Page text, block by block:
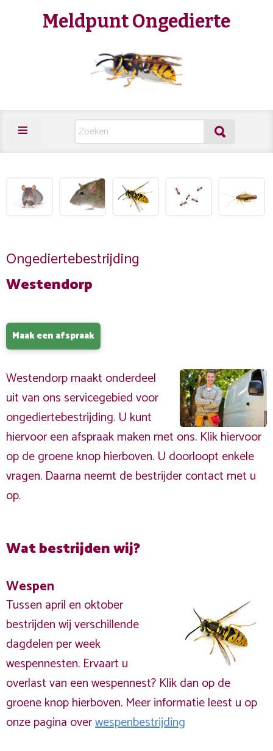
Meldpunt Ongedierte
Ongediertebestrijding
Westendorp
Maak een afspraak
Westendorp maakt onderdeel
uit van ons servicegebied voor
ongediertebestrijding. U kunt
hiervoor een afspraak maken met ons. Klik hiervoor
op de groene knop hierboven. U doorloopt enkele
vragen. Daarna neemt de bestrijder contact met u
op.
Wat bestrijden wij?
Wespen
Tussen april en oktober
bestrijden wij verschillende
dagdelen per week
wespennesten. Ervaart u
overlast van een wespennest? Klik dan op de
groene knop hierboven. Meer informatie leest u op
onze pagina overwespenbestrijding